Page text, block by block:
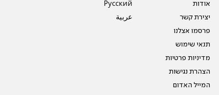
אודות
יצירת קשר
פרסמו אצלנו
תנאי שימוש
מדיניות פרטיות
הצהרת נגישות
המייל האדום
Pусский
عربية